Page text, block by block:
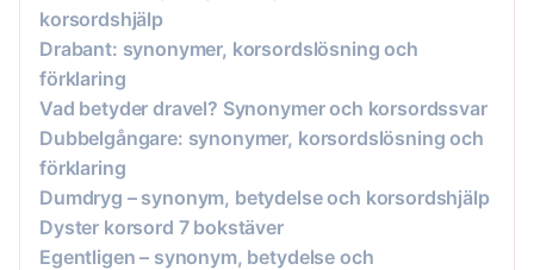
korsordshjälp
Drabant: synonymer, korsordslösning och
förklaring
Vad betyder dravel? Synonymer och korsordssvar
Dubbelgångare: synonymer, korsordslösning och
förklaring
Dumdryg – synonym, betydelse och korsordshjälp
Dyster korsord 7 bokstäver
Egentligen – synonym, betydelse och